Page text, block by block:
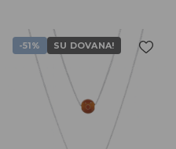
-51% SU DOVANA!
patikusios
prekės